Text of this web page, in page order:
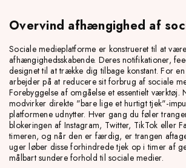
Overvind afhængighed af
Sociale medieplatforme er konstrueret til at være
afhængighedsskabende. Deres notifikationer,
designet til at trække dig tilbage konstant. For
arbejder på at reducere sit forbrug af sociale
Forebyggelse af omgåelse et essentielt værktøj.
modvirker direkte "bare lige et hurtigt tjek"-
platformene udnytter. Hver gang du føler
blokeringen af Instagram, Twitter, TikTok eller
timeren, og når den er færdig, er trangen
uger løber disse forhindrede tjek op i timer af
målbart sundere forhold til sociale medier.